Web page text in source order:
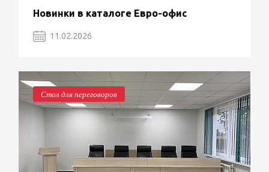
Новинки в каталоге Евро-офис
11.02.2026
Стол для переговоров